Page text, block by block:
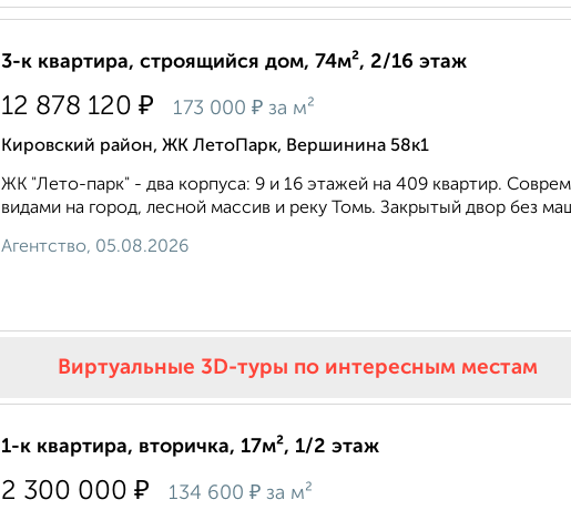
3-к квартира, строящийся дом, 74м², 2/16 этаж
12 878 120 ₽ 173 000 ₽ за м²
Кировский район, ЖК ЛетоПарк, Вершинина 58к1
ЖК "Лето-парк" - два корпуса: 9 и 16 этажей на 409 квартир.
видами на город, лесной массив и реку Томь. Закрытый двор без
Агентство, 05.08.2026
Виртуальные 3D-туры по интересным местам
1-к квартира, вторичка, 17м², 1/2 этаж
2 300 000 ₽ 134 600 ₽ за м²